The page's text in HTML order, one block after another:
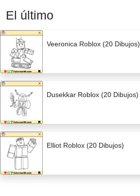
El último
Veeronica Roblox (20 Dibujos)
Dusekkar Roblox (20 Dibujos)
Elliot Roblox (20 Dibujos)